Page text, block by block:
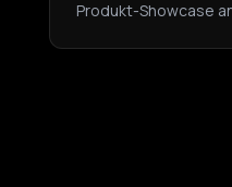
Produkt-Showcase